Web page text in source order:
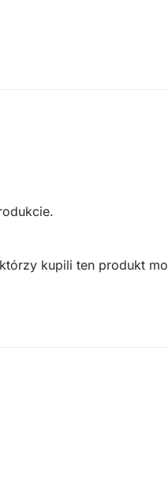
kupili ten produkt